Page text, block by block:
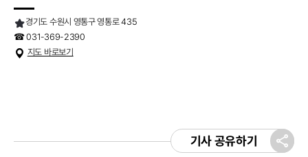
경기도 수원시 영통구 영통로 435
☎ 031-369-2390
지도 바로보기
기사 공유하기